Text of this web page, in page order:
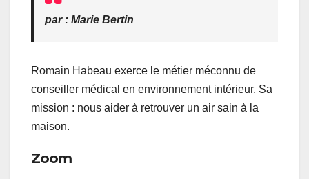
par : Marie Bertin
Romain Habeau exerce le métier méconnu de
conseiller médical en environnement intérieur. Sa
mission : nous aider à retrouver un air sain à la
maison.
Zoom